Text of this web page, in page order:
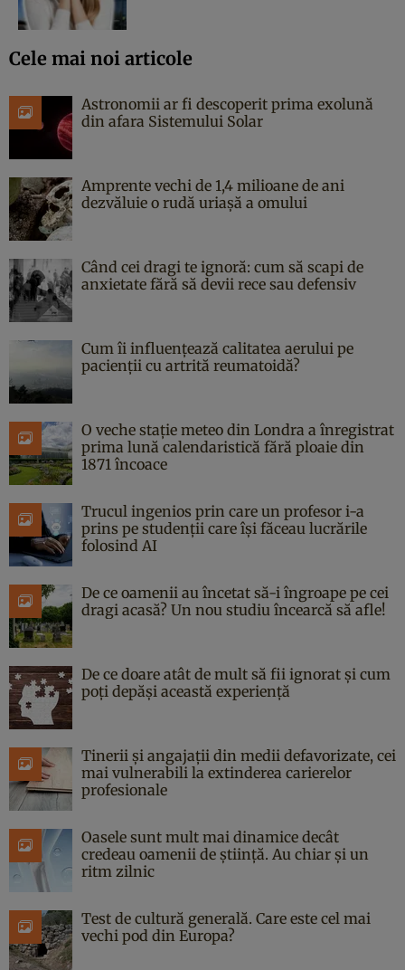
Cele mai noi articole
Astronomii ar fi descoperit prima exolună
din afara Sistemului Solar
Amprente vechi de 1,4 milioane de ani
dezvăluie o rudă uriașă a omului
Când cei dragi te ignoră: cum să scapi de
anxietate fără să devii rece sau defensiv
Cum îi influențează calitatea aerului pe
pacienții cu artrită reumatoidă?
O veche stație meteo din Londra a înregistrat
prima lună calendaristică fără ploaie din
1871 încoace
Trucul ingenios prin care un profesor i-a
prins pe studenții care își făceau lucrările
folosind AI
De ce oamenii au încetat să-i îngroape pe cei
dragi acasă? Un nou studiu încearcă să afle!
De ce doare atât de mult să fii ignorat și cum
poți depăși această experiență
Tinerii și angajații din medii defavorizate, cei
mai vulnerabili la extinderea carierelor
profesionale
Oasele sunt mult mai dinamice decât
credeau oamenii de știință. Au chiar și un
ritm zilnic
Test de cultură generală. Care este cel mai
vechi pod din Europa?